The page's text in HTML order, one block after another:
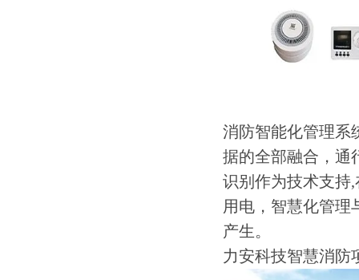
消防智能化管理系
据的全部融合，通
识别作为技术支持
用电，智慧化管理
产生。
力安科技智慧消防